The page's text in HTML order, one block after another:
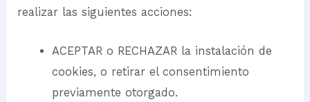
realizar las siguientes acciones:
ACEPTAR o RECHAZAR la instalación de
cookies, o retirar el consentimiento
previamente otorgado.